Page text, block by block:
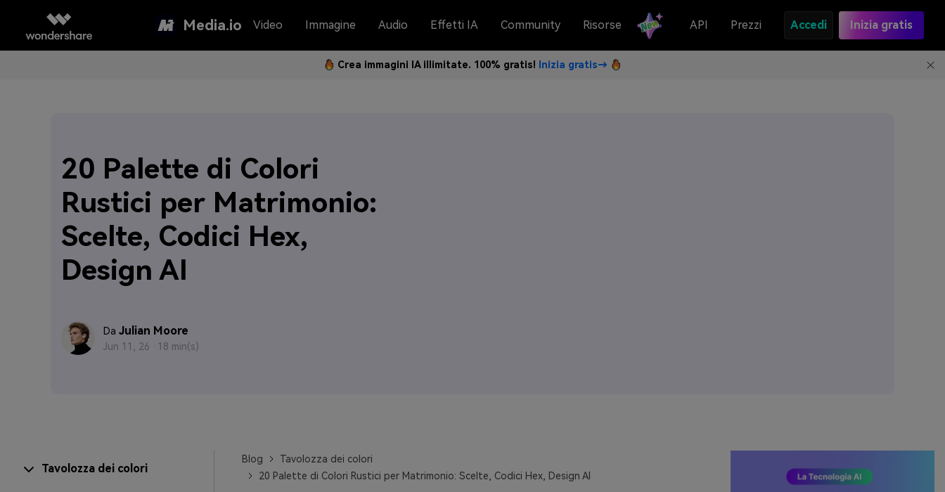
Media.io Video Immagine Audio Effetti IA Community Risorse API Prezzi Accedi Inizia gratis
Crea immagini IA illimitate. 100% gratis! Inizia gratis→
20 Palette di Colori
Rustici per Matrimonio:
Scelte, Codici Hex,
Design AI
Da Julian Moore
Jun 11, 26 · 18 min(s)
Tavolozza dei colori
Blog
Tavolozza dei colori
20 Palette di Colori Rustici per Matrimonio: Scelte, Codici Hex, Design AI